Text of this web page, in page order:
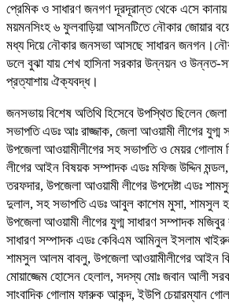
প্রেমিক ও সাধারণ জনগণ দূরদূরান্ত থেকে এসে
ময়মনসিংহ ৬ ফুলবাড়িয়া আসনটিতে নৌকার জোয়ার
মধ্য দিয়ে নৌকার জনসভা আসছে সাধারন
ডলে বুঝা যায় শেখ হাসিনা সরকার উন্নয়ন ও উন্নত-
প্রত্যাশায় ঐক্যবদ্ধ।
জনসভায় বিশেষ অতিথি হিসেবে উপস্থিত ছিলেন
সভাপতি এডঃ আঃ রাজ্জাক, জেলা আওয়ামী লীগের যুগ্ম
উপজেলা আওয়ামীলীগের সহ সভাপতি ও মেয়র গোলাম
লীগের আইন বিষয়ক সম্পাদক এডঃ মফিজ উদ্দিন
তরফদার, উপজেলা আওয়ামী লীগের উপদেষ্টা এডঃ
দুলাল, সহ সভাপতি এডঃ আবুল কাশেম মুসা,
উপজেলা আওয়ামী লীগের যুগ্ম সাধারণ সম্পাদক মজিবুর
সাধারণ সম্পাদক এডঃ কেবিএম আমিনুল ইসলাম
শামসুল আলম বাবলু, উপজেলা আওয়ামীলীগের আইন
মোয়াজ্জেম হোসেন হেলাল, সদস্য মোঃ জবান আলী
সাংবাদিক গোলাম ফারুক আকন্দ, ইউপি চেয়ারম্যান